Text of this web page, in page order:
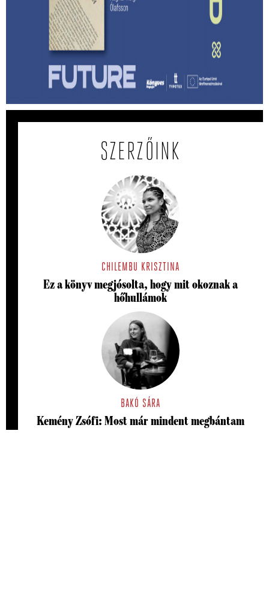
Lehet-e izgalmas egy
hagyatékfelszámolás? – Ragnar Helgi
Ólafsson: Apám könyvtára
Megmenthető-e a feledéstől mindaz, ami számunkra
értékes akkor, ha írunk róla?
SZERZŐINK
CHILEMBU KRISZTINA
Ez a könyv megjósolta, hogy mit okoznak a
hőhullámok
BAKÓ SÁRA
Kemény Zsófi: Most már mindent megbántam